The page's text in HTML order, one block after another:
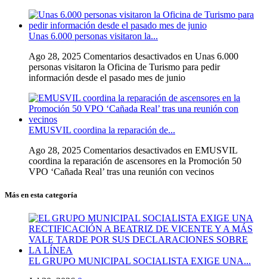
Unas 6.000 personas visitaron la...
Ago 28, 2025 Comentarios desactivados en Unas 6.000
personas visitaron la Oficina de Turismo para pedir
información desde el pasado mes de junio
EMUSVIL coordina la reparación de...
Ago 28, 2025 Comentarios desactivados en EMUSVIL
coordina la reparación de ascensores en la Promoción 50
VPO ‘Cañada Real’ tras una reunión con vecinos
Más en esta categoría
EL GRUPO MUNICIPAL SOCIALISTA EXIGE UNA...